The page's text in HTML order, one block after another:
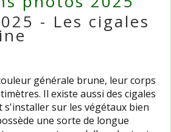
- Les cigales
générale brune, leur corps
Il existe aussi des cigales
sur les végétaux bien
une sorte de longue